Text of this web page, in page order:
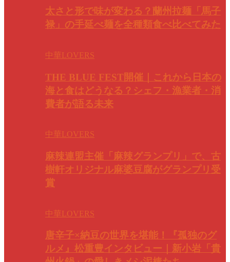
太さと形で味が変わる？蘭州拉麺「馬子
禄」の手延べ麺を全種類食べ比べてみた
中華LOVERS
THE BLUE FEST開催｜これから日本の
海と食はどうなる？シェフ・漁業者・消
費者が語る未来
中華LOVERS
麻辣連盟主催「麻辣グランプリ」で、古
樹軒オリジナル麻婆豆腐がグランプリ受
賞
中華LOVERS
唐辛子×納豆の世界を堪能！『孤独のグ
ルメ』松重豊インタビュー｜新小岩「貴